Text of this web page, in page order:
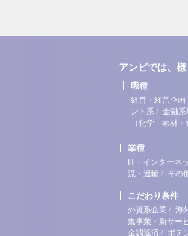
アンビでは、
職種
経営・経営企画
ント系 / 金融系
（化学・素材・
業種
IT・インターネ
流・運輸 / その
こだわり条件
外資系企業 / 海
規事業・新サー
金調達済 / ポテ